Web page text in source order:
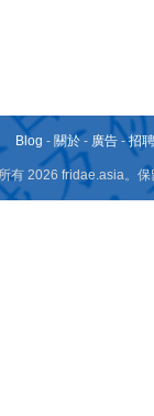
Blog - 關於 - 廣告 -招
有 2026 fridae.asia。